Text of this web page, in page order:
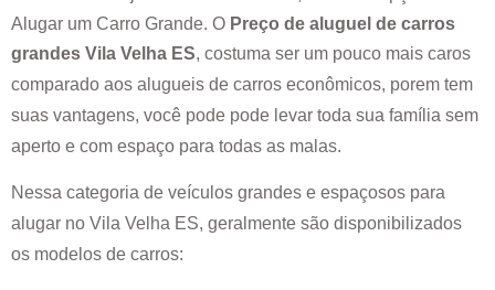
Alugar um Carro Grande. O Preço de aluguel de carros
grandes Vila Velha ES, costuma ser um pouco mais caros
comparado aos alugueis de carros econômicos, porem tem
suas vantagens, você pode pode levar toda sua família sem
aperto e com espaço para todas as malas.
Nessa categoria de veículos grandes e espaçosos para
alugar no Vila Velha ES, geralmente são disponibilizados
os modelos de carros: